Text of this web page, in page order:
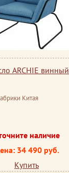
ARCHIE винный
Китая
наличие
34 490 руб.
Купить